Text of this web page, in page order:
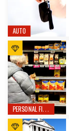
AUTO
PERSONAL FINANCE